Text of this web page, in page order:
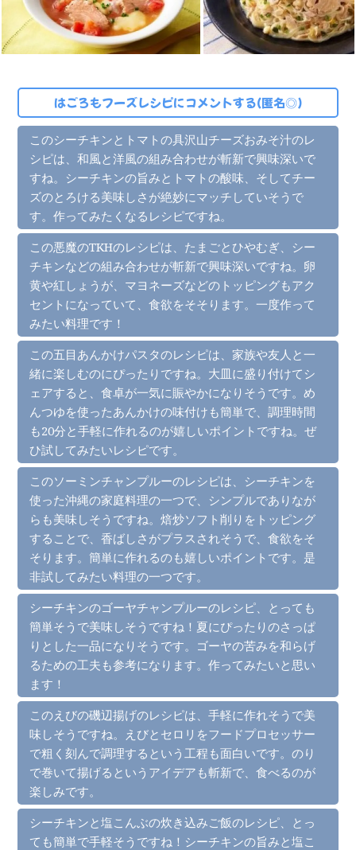
はごろもフーズレシピにコメントする(匿名◎)
このシーチキンとトマトの具沢山チーズおみそ汁のレ
シピは、和風と洋風の組み合わせが斬新で興味深いで
すね。シーチキンの旨みとトマトの酸味、そしてチー
ズのとろける美味しさが絶妙にマッチしていそうで
す。作ってみたくなるレシピですね。
この悪魔のTKHのレシピは、たまごとひやむぎ、シー
チキンなどの組み合わせが斬新で興味深いですね。卵
黄や紅しょうが、マヨネーズなどのトッピングもアク
セントになっていて、食欲をそそります。一度作って
みたい料理です！
この五目あんかけパスタのレシピは、家族や友人と一
緒に楽しむのにぴったりですね。大皿に盛り付けてシ
ェアすると、食卓が一気に賑やかになりそうです。め
んつゆを使ったあんかけの味付けも簡単で、調理時間
も20分と手軽に作れるのが嬉しいポイントですね。ぜ
ひ試してみたいレシピです。
このソーミンチャンプルーのレシピは、シーチキンを
使った沖縄の家庭料理の一つで、シンプルでありなが
らも美味しそうですね。焙炒ソフト削りをトッピング
することで、香ばしさがプラスされそうで、食欲をそ
そります。簡単に作れるのも嬉しいポイントです。是
非試してみたい料理の一つです。
シーチキンのゴーヤチャンプルーのレシピ、とっても
簡単そうで美味しそうですね！夏にぴったりのさっぱ
りとした一品になりそうです。ゴーヤの苦みを和らげ
るための工夫も参考になります。作ってみたいと思い
ます！
このえびの磯辺揚げのレシピは、手軽に作れそうで美
味しそうですね。えびとセロリをフードプロセッサー
で粗く刻んで調理するという工程も面白いです。のり
で巻いて揚げるというアイデアも斬新で、食べるのが
楽しみです。
シーチキンと塩こんぶの炊き込みご飯のレシピ、とっ
ても簡単で手軽そうですね！シーチキンの旨みと塩こ